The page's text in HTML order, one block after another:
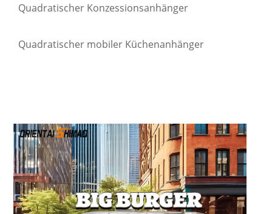
Quadratischer Konzessionsanhänger
Quadratischer mobiler Küchenanhänger